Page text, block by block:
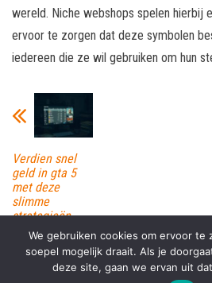
wereld. Niche webshops spelen hierbij
ervoor te zorgen dat deze symbolen
iedereen die ze wil gebruiken om hun
Verdien snel
geld in gta 5
met deze
slimme
strategieën
Proudly powered byWordPress |
We gebruiken cookies om ervoor te
soepel mogelijk draait. Als je
deze site, gaan we ervan uit